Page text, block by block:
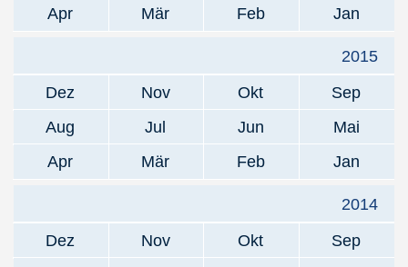
Apr
Mär Feb Jan
2015
Dez
Nov Okt
Sep
Aug
Jul Jun
Mai
Apr
Mär Feb Jan
2014
Dez
Nov Okt
Sep